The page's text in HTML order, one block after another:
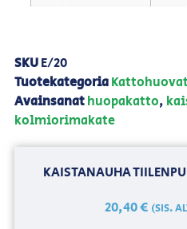
SKUE/20
Tuotekategoria
Avainsanathuopakatto,
kolmiorimakate
KAISTANAUHA
20,40€ (SIS.